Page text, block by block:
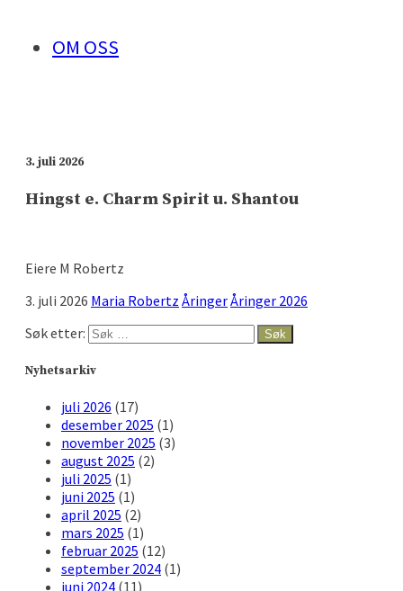
OM OSS
3. juli 2026
Hingst e. Charm Spirit u. Shantou
Eiere M Robertz
3. juli 2026 Maria Robertz ÅringerÅringer 2026
Søk etter:
Nyhetsarkiv
juli 2026 (17)
desember 2025 (1)
november 2025 (3)
august 2025 (2)
juli 2025 (1)
juni 2025 (1)
april 2025 (2)
mars 2025 (1)
februar 2025 (12)
september 2024 (1)
juni 2024 (11)